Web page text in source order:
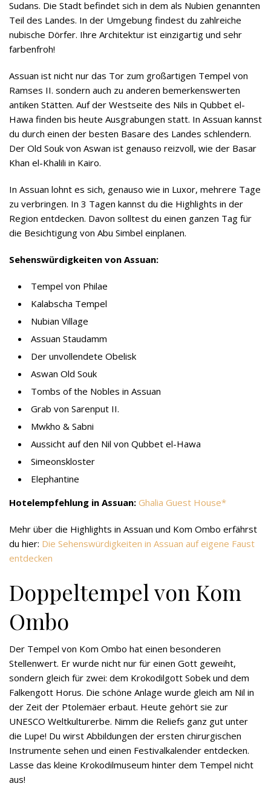
Sudans. Die Stadt befindet sich in dem als Nubien genannten
Teil des Landes. In der Umgebung findest du zahlreiche
nubische Dörfer. Ihre Architektur ist einzigartig und sehr
farbenfroh!
Assuan ist nicht nur das Tor zum großartigen Tempel von
Ramses II. sondern auch zu anderen bemerkenswerten
antiken Stätten. Auf der Westseite des Nils in Qubbet el-
Hawa finden bis heute Ausgrabungen statt. In Assuan kannst
du durch einen der besten Basare des Landes schlendern.
Der Old Souk von Aswan ist genauso reizvoll, wie der Basar
Khan el-Khalili in Kairo.
In Assuan lohnt es sich, genauso wie in Luxor, mehrere Tage
zu verbringen. In 3 Tagen kannst du die Highlights in der
Region entdecken. Davon solltest du einen ganzen Tag für
die Besichtigung von Abu Simbel einplanen.
Sehenswürdigkeiten von Assuan:
Tempel von Philae
Kalabscha Tempel
Nubian Village
Assuan Staudamm
Der unvollendete Obelisk
Aswan Old Souk
Tombs of the Nobles in Assuan
Grab von Sarenput II.
Mwkho & Sabni
Aussicht auf den Nil von Qubbet el-Hawa
Simeonskloster
Elephantine
Hotelempfehlung in Assuan: Ghalia Guest House
Mehr über die Highlights in Assuan und Kom Ombo erfährst
du hier: Die Sehenswürdigkeiten in Assuan auf eigene Faust
entdecken
Doppeltempel von Kom
Ombo
Der Tempel von Kom Ombo hat einen besonderen
Stellenwert. Er wurde nicht nur für einen Gott geweiht,
sondern gleich für zwei: dem Krokodilgott Sobek und dem
Falkengott Horus. Die schöne Anlage wurde gleich am Nil in
der Zeit der Ptolemäer erbaut. Heute gehört sie zur
UNESCO Weltkulturerbe. Nimm die Reliefs ganz gut unter
die Lupe! Du wirst Abbildungen der ersten chirurgischen
Instrumente sehen und einen Festivalkalender entdecken.
Lasse das kleine Krokodilmuseum hinter dem Tempel nicht
aus!